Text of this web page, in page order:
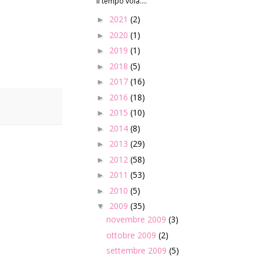
► 2021 (2)
► 2020 (1)
► 2019 (1)
► 2018 (5)
► 2017 (16)
► 2016 (18)
► 2015 (10)
► 2014 (8)
► 2013 (29)
► 2012 (58)
► 2011 (53)
► 2010 (5)
▼ 2009 (35)
novembre 2009 (3)
ottobre 2009 (2)
settembre 2009 (5)